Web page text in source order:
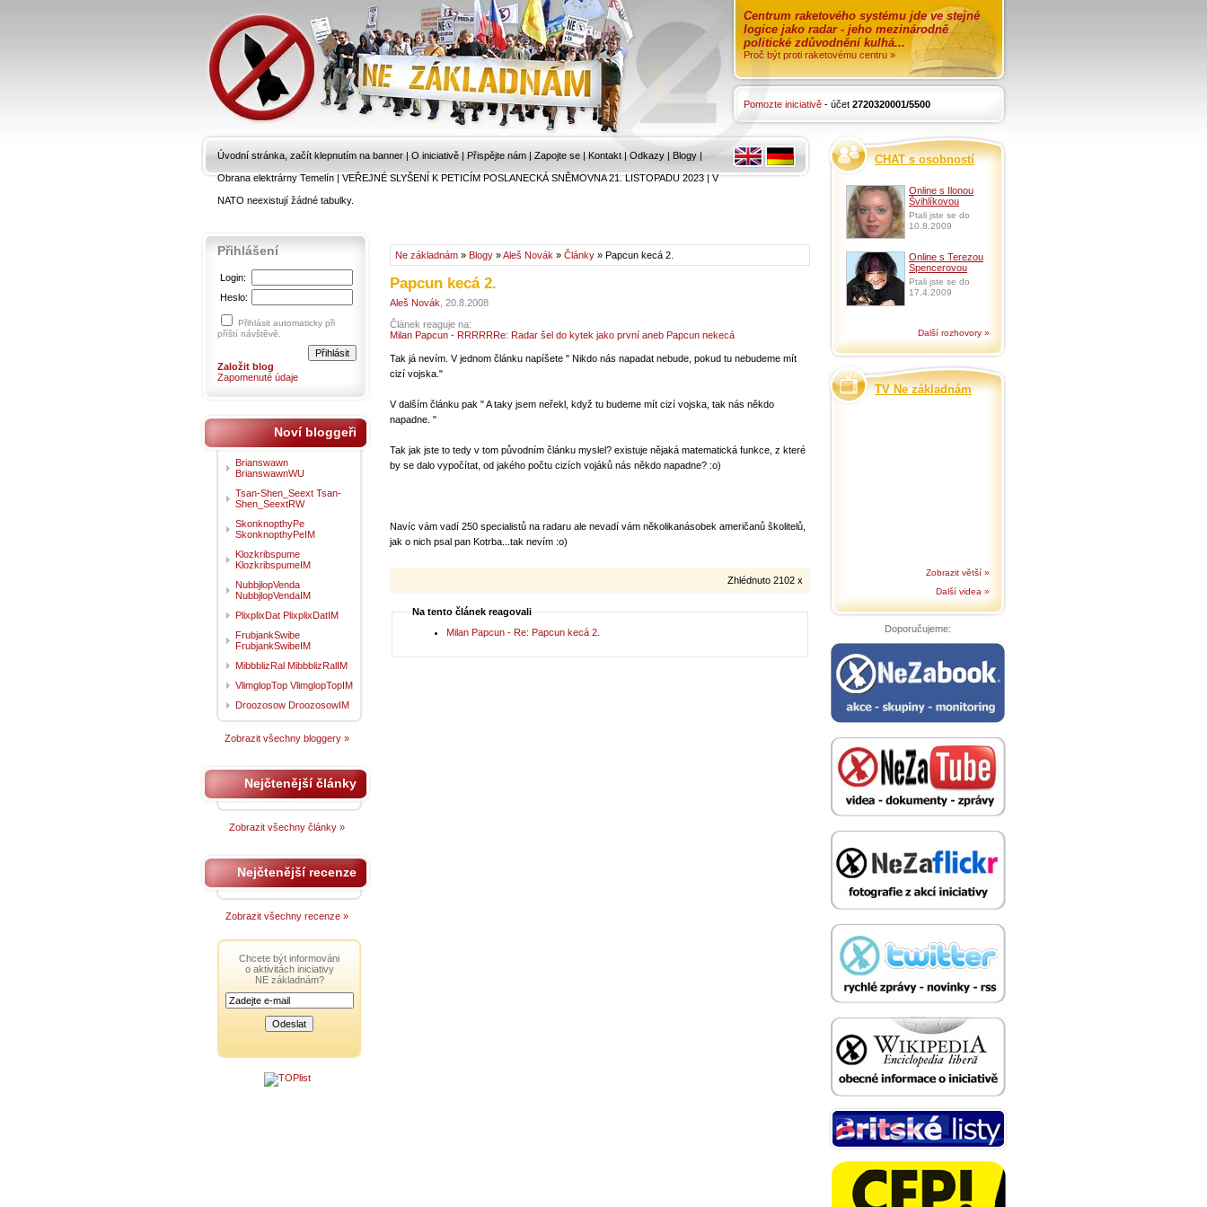
Centrum raketového systému jde ve stejné
logice jako radar - jeho mezinárodně
politické zdůvodnění kulhá...
Proč být proti raketovému centru »
Pomozte iniciativě - účet 2720320001/5500
Úvodní stránka, začít klepnutím na banner | O iniciativě | Přispějte nám | Zapojte se | Kontakt | Odkazy | Blogy |
Obrana elektrárny Temelín|VEŘEJNÉ SLYŠENÍ K PETICÍM POSLANECKÁ SNĚMOVNA 21. LISTOPADU 2023|V
NATO neexistují žádné tabulky.
Ne základnám » Blogy »Aleš Novák » Články » Papcun kecá 2.
Papcun kecá 2.
Aleš Novák , 20.8.2008
Článek reaguje na:
Milan Papcun - RRRRRRe: Radar šel do kytek jako první aneb Papcun nekecá
Tak já nevím. V jednom článku napíšete " Nikdo nás napadat nebude, pokud tu nebudeme mít
cizí vojska."
V dalším článku pak " A taky jsem neřekl, když tu budeme mít cizí vojska, tak nás někdo
napadne. "
Tak jak jste to tedy v tom původním článku myslel? existuje nějaká matematická funkce, z které
by se dalo vypočítat, od jakého počtu cizích vojáků nás někdo napadne? :o)
Navíc vám vadí 250 specialistů na radaru ale nevadí vám několikanásobek američanů školitelů,
jak o nich psal pan Kotrba...tak nevím :o)
Zhlédnuto 2102 x
Na tento článek reagovali
Milan Papcun - Re: Papcun kecá 2.
Přihlášení
Login:
Heslo:
Přihlásit automaticky při
příští návštěvě.
Založit blog
Zapomenuté údaje
Noví bloggeři
Brianswawn
BrianswawnWU
Tsan-Shen_Seext Tsan-
Shen_SeextRW
SkonknopthyPe
SkonknopthyPeIM
Klozkribspume
KlozkribspumeIM
NubbjlopVenda
NubbjlopVendaIM
PlixplixDat PlixplixDatIM
FrubjankSwibe
FrubjankSwibeIM
MibbblizRal MibbblizRalIM
VlimglopTop VlimglopTopIM
Droozosow DroozosowIM
Zobrazit všechny bloggery »
Nejčtenější články
Zobrazit všechny články »
Nejčtenější recenze
Zobrazit všechny recenze »
Chcete být informováni
o aktivitách iniciativy
NE základnám?
CHAT s osobností
Online s Ilonou
Švihlíkovou
Ptali jste se do
10.8.2009
Online s Terezou
Spencerovou
Ptali jste se do
17.4.2009
Další rozhovory »
TV Ne základnám
Zobrazit větší »
Další videa »
Doporučujeme: